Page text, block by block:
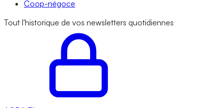
Coop-négoce
Tout l'historique de vos newsletters quotidiennes